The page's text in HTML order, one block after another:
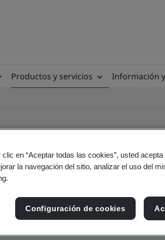
Productos y servicios Información
de clientes
sitio y producto - Validación y
clic en “Aceptar todas las cookies”, usted
la navegación del sitio, analizar el uso del
Configuración de cookies